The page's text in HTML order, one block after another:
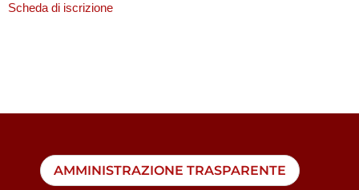
Scheda di iscrizione
AMMINISTRAZIONE TRASPARENTE